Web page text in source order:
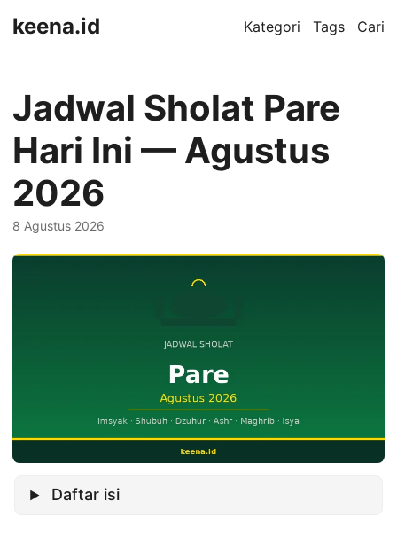
keena.id Kategori Tags Cari
Jadwal Sholat Pare
Hari Ini — Agustus
2026
8 Agustus 2026
Daftar isi